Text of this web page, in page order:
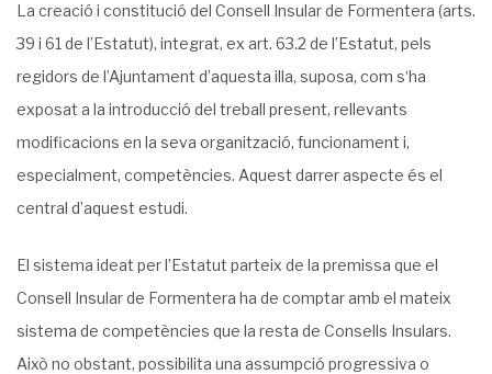
La creació i constitució del Consell Insular de Formentera (arts.
39 i 61 de l’Estatut), integrat, ex art. 63.2 de l’Estatut, pels
regidors de l’Ajuntament d’aquesta illa, suposa, com s‘ha
exposat a la introducció del treball present, rellevants
modificacions en la seva organització, funcionament i,
especialment, competències. Aquest darrer aspecte és el
central d’aquest estudi.
El sistema ideat per l’Estatut parteix de la premissa que el
Consell Insular de Formen­tera ha de comptar amb el mateix
sistema de competències que la resta de Consells Insu­lars.
Això no obstant, possibilita una assumpció progressiva o